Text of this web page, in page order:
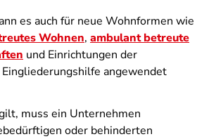
es auch für neue Wohnformen wie
Wohnen, ambulant betreute
und Einrichtungen der
angewendet
muss ein Unternehmen
oder behinderten